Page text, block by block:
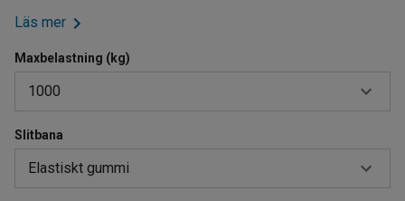
Läs mer
Maxbelastning (kg)
1000
500
1000
Slitbana
Elastiskt gummi